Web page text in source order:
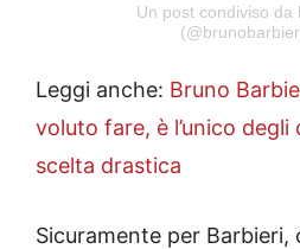
Un post condiviso da
Leggi anche: Bruno
voluto fare, è l’unico degli
scelta drastica
Sicuramente per Barbieri,